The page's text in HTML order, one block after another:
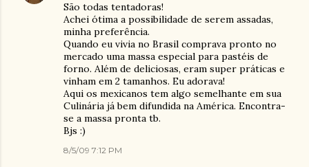
São todas tentadoras!
Achei ótima a possibilidade de serem assadas,
minha preferência.
Quando eu vivia no Brasil comprava pronto no
mercado uma massa especial para pastéis de
forno. Além de deliciosas, eram super práticas e
vinham em 2 tamanhos. Eu adorava!
Aqui os mexicanos tem algo semelhante em sua
Culinária já bem difundida na América. Encontra-
se a massa pronta tb.
Bjs :)
8/5/09 7:12 PM